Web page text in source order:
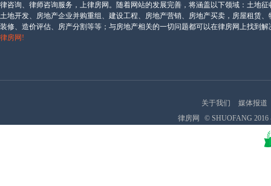
相关阅读
律咨询、律师咨询服务，上律房网。随着网站的发展完善，将涵盖以下领域：土地征
土地开发、房地产企业并购重组、建设工程、房地产营销、房地产买卖，房屋租赁、
装修、造价评估、房产分割等等；与房地产相关的一切问题都可以在律房网上找到解
律房网!
关于我们
媒体报道
律房网
© SHUOFANG